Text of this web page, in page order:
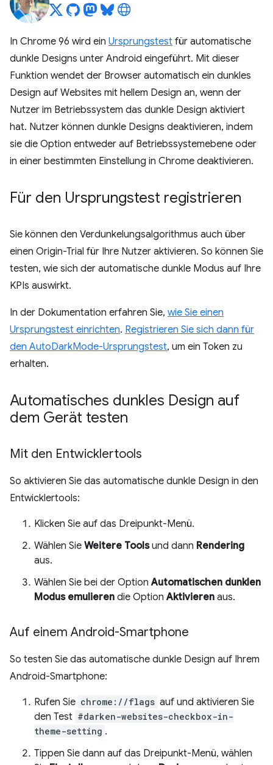
In Chrome 96 wird ein Ursprungstest für automatische
dunkle Designs unter Android eingeführt. Mit dieser
Funktion wendet der Browser automatisch ein dunkles
Design auf Websites mit hellem Design an, wenn der
Nutzer im Betriebssystem das dunkle Design aktiviert
hat. Nutzer können dunkle Designs deaktivieren, indem
sie die Option entweder auf Betriebssystemebene oder
in einer bestimmten Einstellung in Chrome deaktivieren.
Für den Ursprungstest registrieren
Sie können den Verdunkelungsalgorithmus auch über
einen Origin-Trial für Ihre Nutzer aktivieren. So können Sie
testen, wie sich der automatische dunkle Modus auf Ihre
KPIs auswirkt.
In der Dokumentation erfahren Sie, wie Sie einen
Ursprungstest einrichten. Registrieren Sie sich dann für
den AutoDarkMode-Ursprungstest, um ein Token zu
erhalten.
Automatisches dunkles Design auf
dem Gerät testen
Mit den Entwicklertools
So aktivieren Sie das automatische dunkle Design in den
Entwicklertools:
Klicken Sie auf das Dreipunkt-Menü.
Wählen Sie Weitere Toolsund dann Rendering
aus.
Wählen Sie bei der OptionAutomatischen dunklen
Modus emulieren die OptionAktivieren aus.
Auf einem Android-Smartphone
So testen Sie das automatische dunkle Design auf Ihrem
Android-Smartphone:
Rufen Sie chrome://flags auf und aktivieren Sie
den Test #darken-websites-checkbox-in-
theme-setting .
Tippen Sie dann auf das Dreipunkt-Menü, wählen